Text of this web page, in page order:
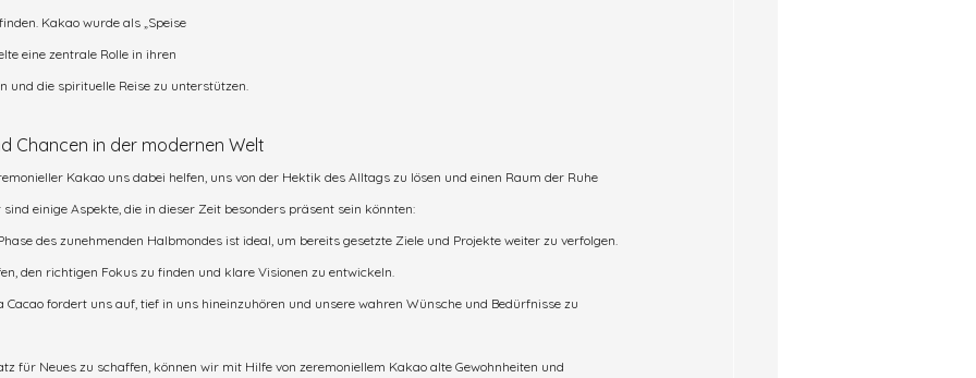
Kakao wurde als „Speise
eine zentrale Rolle in ihren
und die spirituelle Reise zu unterstützen.
Chancen in der modernen Welt
Kakao uns dabei helfen, uns von der Hektik des Alltags zu lösen und einen Raum der Ruhe
einige Aspekte, die in dieser Zeit besonders präsent sein könnten:
des zunehmenden Halbmondes ist ideal, um bereits gesetzte Ziele und Projekte weiter zu verfolgen.
den richtigen Fokus zu finden und klare Visionen zu entwickeln.
Cacao fordert uns auf, tief in uns hineinzuhören und unsere wahren Wünsche und Bedürfnisse zu
für Neues zu schaffen, können wir mit Hilfe von zeremoniellem Kakao alte Gewohnheiten und